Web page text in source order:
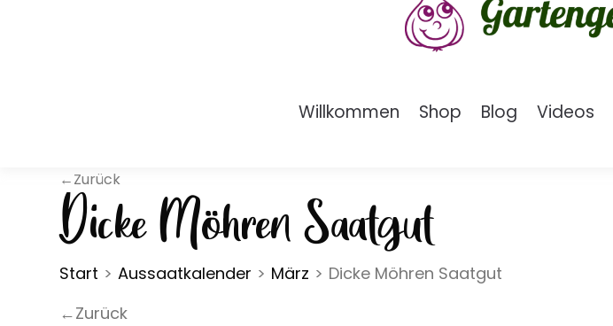
Willkommen Shop Blog Videos
Dicke Möhren Saatgut
Start > Aussaatkalender > März > Dicke Möhren Saatgut
←Zurück
←Zurück